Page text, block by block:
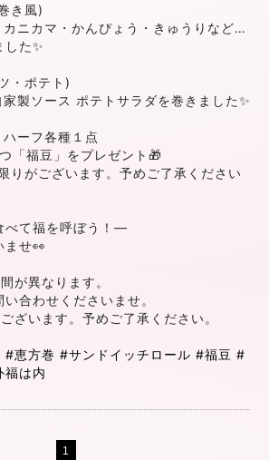
き風)
ニカマ・かんぴょう・きゅうりなど…
た✨
・ポテト)
製ソース ポテトサラダを巻きました✨
ーフ各種１点
「福豆」をプレゼント🎁
りがございます。予めご了承ください
て福を呼ぼう！―
ませ👀
が異なります。
合わせくださいませ。
ざいます。予めご了承ください。
#恵方巻 #サンドイッチロール #福豆 #
福は内
1